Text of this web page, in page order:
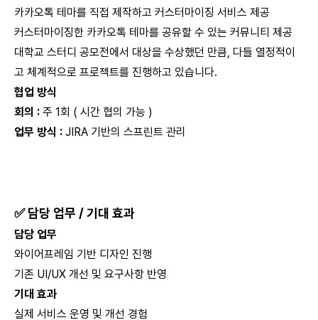
카카오톡 테마를 직접 제작하고 커스터마이징 서비스 제공
커스터마이징한 카카오톡 테마를 공유할 수 있는 커뮤니티 제공
대학교 스터디 공모전에서 대상을 수상했던 만큼, 다들 열정적이
고 체계적으로 프로젝트를 진행하고 있습니다.
협업 방식
회의 : 주 1회 ( 시간 협의 가능 )
업무 방식 : JIRA 기반의 스프린트 관리
✅ 담당 업무 / 기대 효과
담당 업무
와이어프레임 기반 디자인 진행
기존 UI/UX 개선 및 요구사항 반영
기대 효과
실제 서비스 운영 및 개선 경험